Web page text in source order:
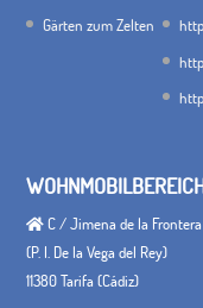
Gärten zum Zelten
C / Jimena de la
(P. I. De la Vega del Rey)
11380 Tarifa (Cádiz)